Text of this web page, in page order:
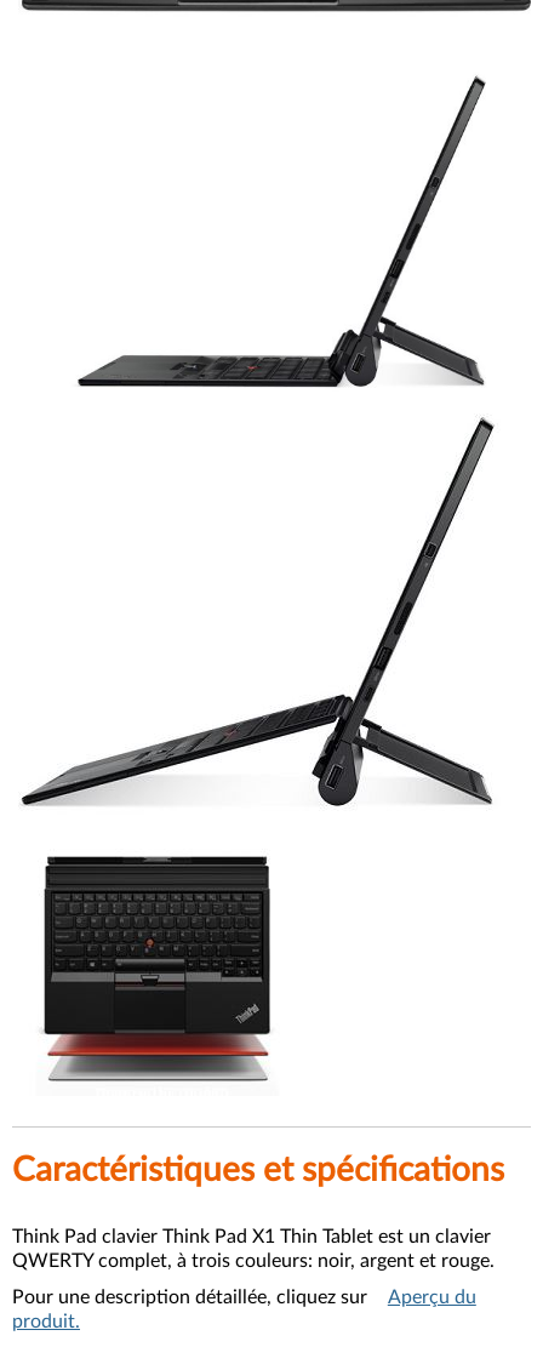
Caractéristiques et spécifications
Think Pad clavier Think Pad X1 Thin Tablet est un clavier
QWERTY complet, à trois couleurs: noir, argent et rouge.
Pour une description détaillée, cliquez sur
Aperçu du
produit.